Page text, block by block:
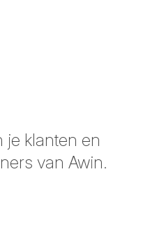
je klanten en
van Awin.